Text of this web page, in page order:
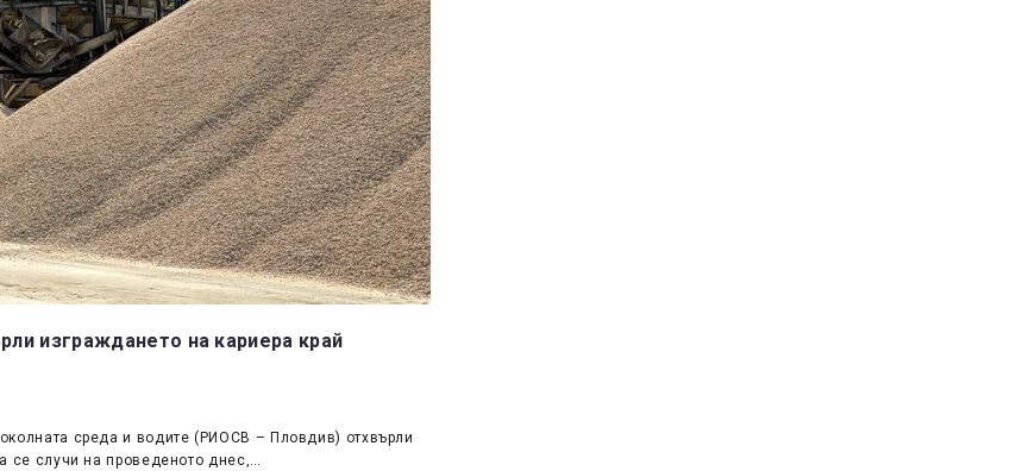
изграждането на кариера край
среда и водите (РИОСВ – Пловдив) отхвърли
се случи на проведеното днес,…